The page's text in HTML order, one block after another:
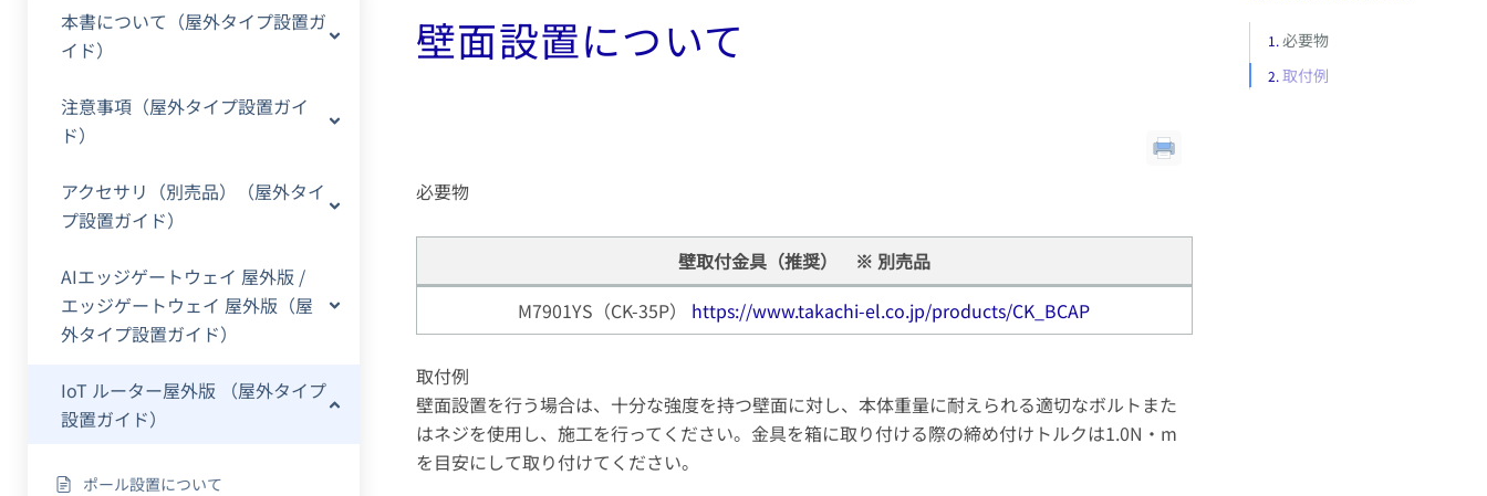
本書について（屋外タイプ設置ガ
イド）
注意事項（屋外タイプ設置ガイ
ド）
アクセサリ（別売品）（屋外タイ
プ設置ガイド）
AIエッジゲートウェイ 屋外版 /
エッジゲートウェイ 屋外版（屋
外タイプ設置ガイド）
IoT ルーター屋外版 （屋外タイプ
設置ガイド）
ポール設置について
壁面設置について
必要物
壁取付金具（推奨） ※ 別売品
M7901YS（CK-35P） https://www.takachi-el.co.jp/products/CK_BCAP
取付例
壁面設置を行う場合は、十分な強度を持つ壁面に対し、本体重量に耐えられる適切なボルトまた
はネジを使用し、施工を行ってください。金具を箱に取り付ける際の締め付けトルクは1.0N・m
を目安にして取り付けてください。
必要物
取付例